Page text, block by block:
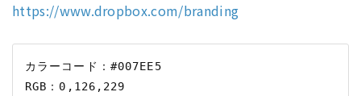
https://www.dropbox.com/branding
カラーコード：#007EE5